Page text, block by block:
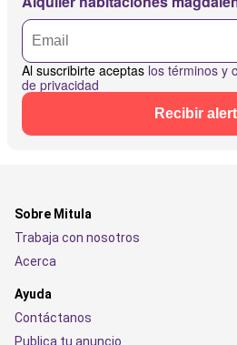
Al suscribirte aceptas los términos y
de privacidad
Recibir
Sobre Mitula
Trabaja con nosotros
Acerca
Ayuda
Contáctanos
Publica tu anuncio